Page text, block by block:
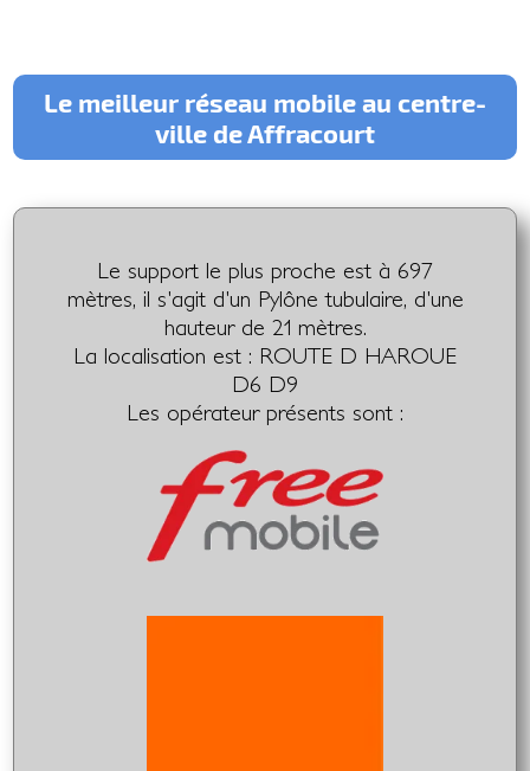
Le meilleur réseau mobile au centre-
ville de Affracourt
Le support le plus proche est à 697
mètres, il s'agit d'un Pylône tubulaire, d'une
hauteur de 21 mètres.
La localisation est : ROUTE D HAROUE
D6 D9
Les opérateur présents sont :